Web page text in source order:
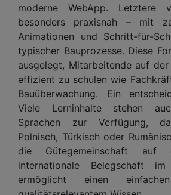
moderne WebApp. Letztere
besonders praxisnah – mit
Animationen und Schritt-für-
typischer Bauprozesse. Diese
ausgelegt, Mitarbeitende auf der
effizient zu schulen wie
Bauüberwachung. Ein
Viele Lerninhalte stehen
Sprachen zur Verfügung,
Polnisch, Türkisch oder
die Gütegemeinschaft auf
internationale Belegschaft
ermöglicht einen